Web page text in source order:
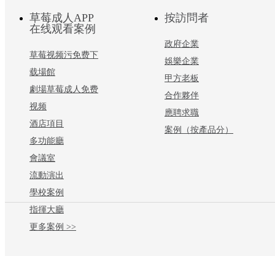
草莓成人APP
在线观看案例
草莓视频污免费下
载場館
劇場草莓成人免费
视频
酒店項目
多功能廳
會議室
流動演出
學校案例
指揮大廳
更多案例 >>
按訪問者
政府企業
娛樂企業
甲方老板
合作夥伴
應聘求職
案例（按產品分）